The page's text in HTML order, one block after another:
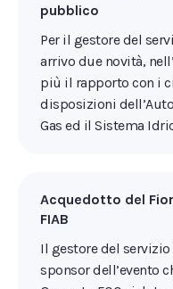
pubblico
Per il gestore del
arrivo due novità,
più il rapporto con i
disposizioni
Gas ed il Sistema
Acquedotto del
FIAB
Il gestore del
sponsor dell’evento